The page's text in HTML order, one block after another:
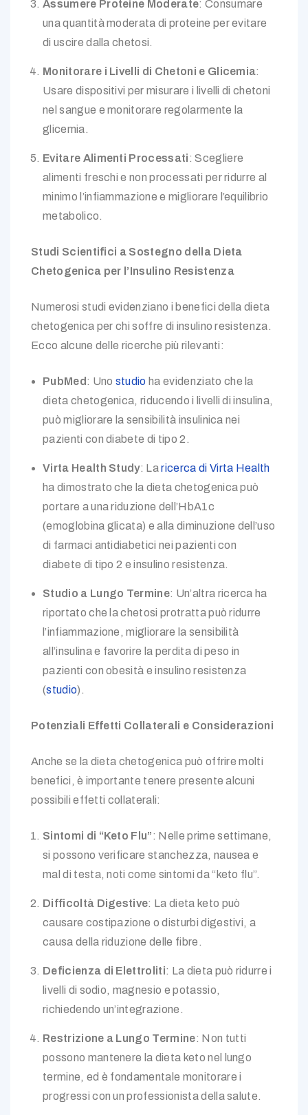
Assumere Proteine Moderate: Consumare
una quantità moderata di proteine per evitare
di uscire dalla chetosi.
Monitorare i Livelli di Chetoni e Glicemia:
Usare dispositivi per misurare i livelli di chetoni
nel sangue e monitorare regolarmente la
glicemia.
Evitare Alimenti Processati: Scegliere
alimenti freschi e non processati per ridurre al
minimo l’infiammazione e migliorare l’equilibrio
metabolico.
Studi Scientifici a Sostegno della Dieta
Chetogenica per l’Insulino Resistenza
Numerosi studi evidenziano i benefici della dieta
chetogenica per chi soffre di insulino resistenza.
Ecco alcune delle ricerche più rilevanti:
PubMed : Uno studio ha evidenziato che la
dieta chetogenica, riducendo i livelli di insulina,
può migliorare la sensibilità insulinica nei
pazienti con diabete di tipo 2.
Virta Health Study: Laricerca di Virta Health
ha dimostrato che la dieta chetogenica può
portare a una riduzione dell’HbA1c
(emoglobina glicata) e alla diminuzione dell’uso
di farmaci antidiabetici nei pazienti con
diabete di tipo 2 e insulino resistenza.
Studio a Lungo Termine: Un’altra ricerca ha
riportato che la chetosi protratta può ridurre
l’infiammazione, migliorare la sensibilità
all’insulina e favorire la perdita di peso in
pazienti con obesità e insulino resistenza
(studio).
Potenziali Effetti Collaterali e Considerazioni
Anche se la dieta chetogenica può offrire molti
benefici, è importante tenere presente alcuni
possibili effetti collaterali:
Sintomi di “Keto Flu”: Nelle prime settimane,
si possono verificare stanchezza, nausea e
mal di testa, noti come sintomi da “keto flu”.
Difficoltà Digestive: La dieta keto può
causare costipazione o disturbi digestivi, a
causa della riduzione delle fibre.
Deficienza di Elettroliti: La dieta può ridurre i
livelli di sodio, magnesio e potassio,
richiedendo un’integrazione.
Restrizione a Lungo Termine: Non tutti
possono mantenere la dieta keto nel lungo
termine, ed è fondamentale monitorare i
progressi con un professionista della salute.